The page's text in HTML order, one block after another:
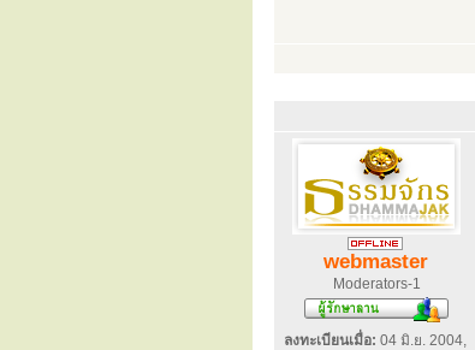
webmaster
Moderators-1
ลงทะเบียนเมื่อ: 04 มิ.ย. 2004,